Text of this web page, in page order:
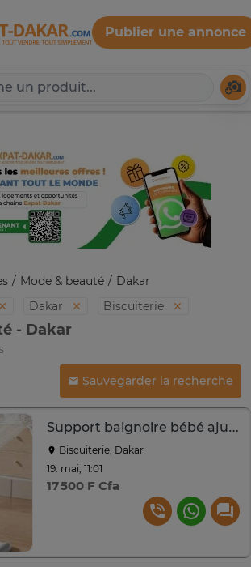
Expat-Dakar
Publier une annonce
Mode & beauté
Dakar
Dakar Biscuiterie
- Dakar
Sauvegarder la recherche
Support baignoire bébé ajustable
Biscuiterie, Dakar
19. mai, 11:01
17 500 F Cfa